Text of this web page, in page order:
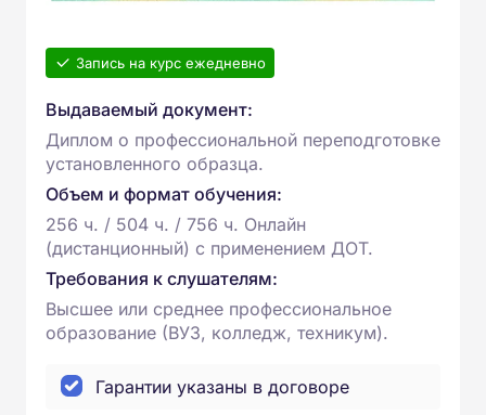
Запись на курс ежедневно
Выдаваемый документ:
Диплом о профессиональной переподготовке
установленного образца.
Объем и формат обучения:
256 ч. / 504 ч. / 756 ч. Онлайн
(дистанционный) с применением ДОТ.
Требования к слушателям:
Высшее или среднее профессиональное
образование (ВУЗ, колледж, техникум).
Гарантии указаны в договоре